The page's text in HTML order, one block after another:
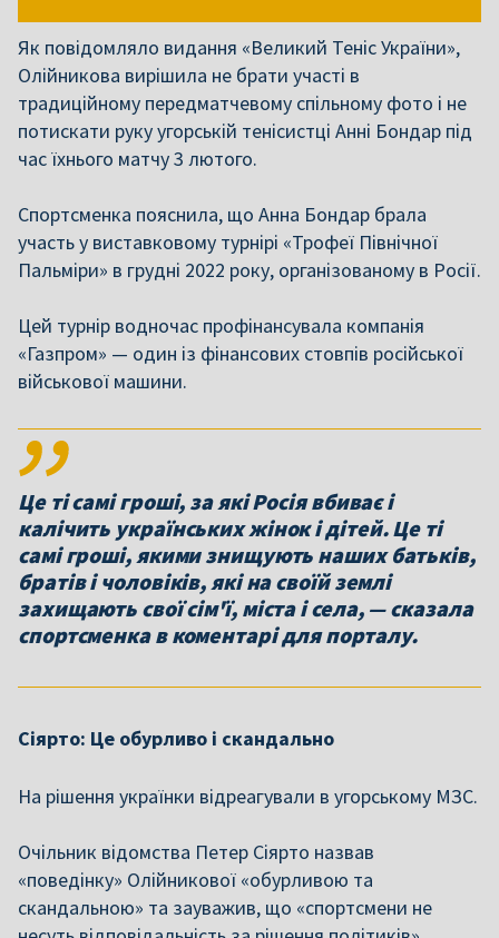
Як повідомляло видання «Великий Теніс України»,
Олійникова вирішила не брати участі в
традиційному передматчевому спільному фото і не
потискати руку угорській тенісистці Анні Бондар під
час їхнього матчу 3 лютого.
Спортсменка пояснила, що Анна Бондар брала
участь у виставковому турнірі «Трофеї Північної
Пальміри» в грудні 2022 року, організованому в Росії.
Цей турнір водночас профінансувала компанія
«Газпром» — один із фінансових стовпів російської
військової машини.
Це ті самі гроші, за які Росія вбиває і
калічить українських жінок і дітей. Це ті
самі гроші, якими знищують наших батьків,
братів і чоловіків, які на своїй землі
захищають свої сім'ї, міста і села, — сказала
спортсменка в коментарі для порталу.
Сіярто: Це обурливо і скандально
На рішення українки відреагували в угорському МЗС.
Очільник відомства Петер Сіярто назвав
«поведінку» Олійникової «обурливою та
скандальною» та зауважив, що «спортсмени не